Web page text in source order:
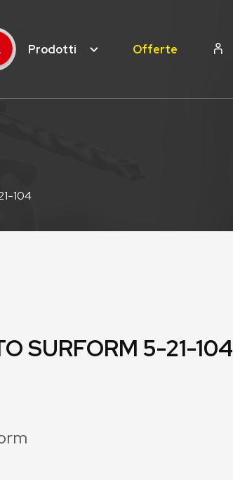
Prodotti Offerte
104
SURFORM 5-21-104